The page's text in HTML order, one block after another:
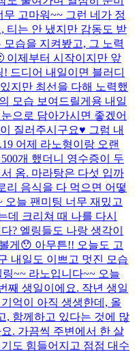
고마워~~ 그런 네가 정
티는 안 냈지만 감동도 받
습을 지켜봤고, 그 노력
이제부터 시작이지만 앞
! 드디어 내일이면 블러디
지만 최선을 다해 노력했
모습 보여드릴게용 내일
으로 담아가시면 좋겠어
질러주시구요♥ 그럼 내
어제 라노형이랑 오랜
개 했더니 영수증이 두
옴. 마라탕은 다섯 입까
리 음식을 다 먹으면 어떻
오늘 팬미팅 너무 재밌고
데 크리쳐 때 나를 다시
? 엘링들도 나랑 생각이
게😯 아무튼!! 오늘도 고
내일도 이쁘고 멋진 모습
링~~ 라노입니다~~ 오늘
째 생일이에요. 작년 생일
억이 아직 생생한데, 올
, 함께하고 있다는 것에 많
. 가끔씩 주변에서 한 살
도 힘들어지고 점점 대수